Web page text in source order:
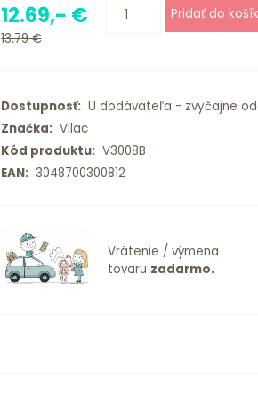
12.69,- €
13.79 €
Dostupnosť:U dodávateľa - zvyčajne
Značka:Vilac
Kód produktu:V3008B
EAN:3048700300812
Vrátenie / výmena
tovaru zadarmo.